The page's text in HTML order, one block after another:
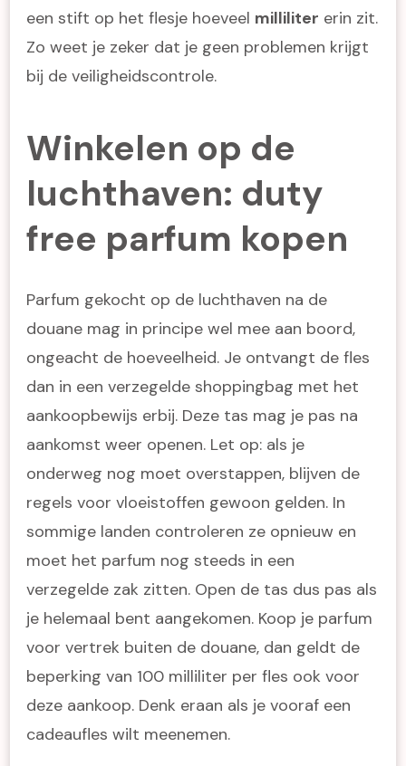
een stift op het flesje hoeveel milliliter erin zit.
Zo weet je zeker dat je geen problemen krijgt
bij de veiligheidscontrole.
Winkelen op de
luchthaven: duty
free parfum kopen
Parfum gekocht op de luchthaven na de
douane mag in principe wel mee aan boord,
ongeacht de hoeveelheid. Je ontvangt de fles
dan in een verzegelde shoppingbag met het
aankoopbewijs erbij. Deze tas mag je pas na
aankomst weer openen. Let op: als je
onderweg nog moet overstappen, blijven de
regels voor vloeistoffen gewoon gelden. In
sommige landen controleren ze opnieuw en
moet het parfum nog steeds in een
verzegelde zak zitten. Open de tas dus pas als
je helemaal bent aangekomen. Koop je parfum
voor vertrek buiten de douane, dan geldt de
beperking van 100 milliliter per fles ook voor
deze aankoop. Denk eraan als je vooraf een
cadeaufles wilt meenemen.